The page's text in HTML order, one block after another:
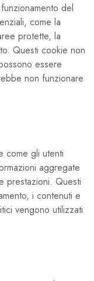
del
come la
protette, la
Questi cookie non
essere
non funzionare
come gli utenti
aggregate
prestazioni. Questi
i contenuti e
vengono utilizzati